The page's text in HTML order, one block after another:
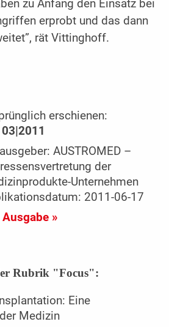
zu Anfang den Einsatz bei
erprobt und das dann
rät Vittinghoff.
erschienen:
03|2011
AUSTROMED –
der
Unternehmen
2011-06-17
»
Rubrik "Focus":
Eine
Medizin